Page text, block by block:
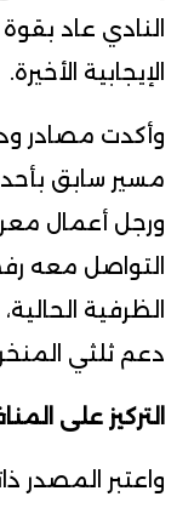
النادي عاد
الإيجابية الأخيرة.
وأكدت مصادر
مسير سابق
ورجل أعمال
التواصل معه
الظرفية
دعم ثلثي
التركيز على
واعتبر المصدر